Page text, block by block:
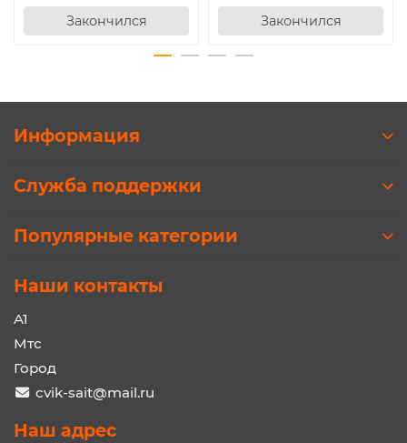
Закончился Закончился
Информация
Служба поддержки
Популярные категории
Наши контакты
A1
Мтс
Город
cvik-sait@mail.ru
Наш адрес